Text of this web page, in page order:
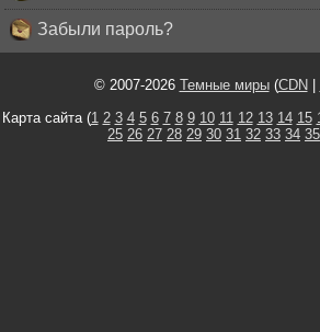
Забыли пароль?
© 2007-2026 Темные миры(CDN|
Карта сайта (1 2 3 4 5 6 7 8 9 10 11 12 13 14 15
25 26 27 28 29 30 31 32 33 34 35